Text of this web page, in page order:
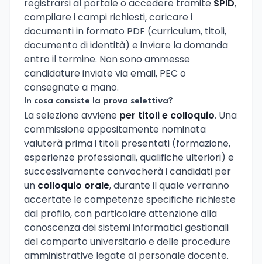
registrarsi al portale o accedere tramite SPID,
compilare i campi richiesti, caricare i
documenti in formato PDF (curriculum, titoli,
documento di identità) e inviare la domanda
entro il termine. Non sono ammesse
candidature inviate via email, PEC o
consegnate a mano.
In cosa consiste la prova selettiva?
La selezione avviene per titoli e colloquio. Una
commissione appositamente nominata
valuterà prima i titoli presentati (formazione,
esperienze professionali, qualifiche ulteriori) e
successivamente convocherà i candidati per
un colloquio orale, durante il quale verranno
accertate le competenze specifiche richieste
dal profilo, con particolare attenzione alla
conoscenza dei sistemi informatici gestionali
del comparto universitario e delle procedure
amministrative legate al personale docente.